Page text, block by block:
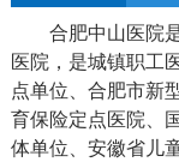
合肥中山医院
医院，是城镇职工
点单位、合肥市新
育保险定点医院、
体单位、安徽省儿